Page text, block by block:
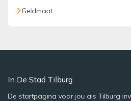
Geldmaat
In De Stad Tilburg
De startpagina voor jou als Tilburg